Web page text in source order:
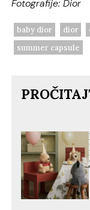
Fotografije: Dior
baby dior dior
summer capsule